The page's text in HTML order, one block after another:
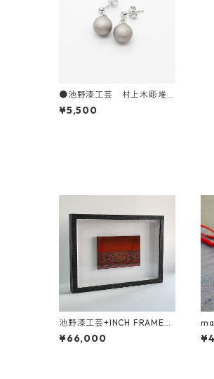
●池野漆工芸 村上木彫堆
朱 漆塗りピアス／イヤリ
ング 2色あり
¥5,500
池野漆工芸+INCH FRAME
WORKS 村上木彫堆朱 彩
漆額「海の風景」
¥66,000
セ
チ